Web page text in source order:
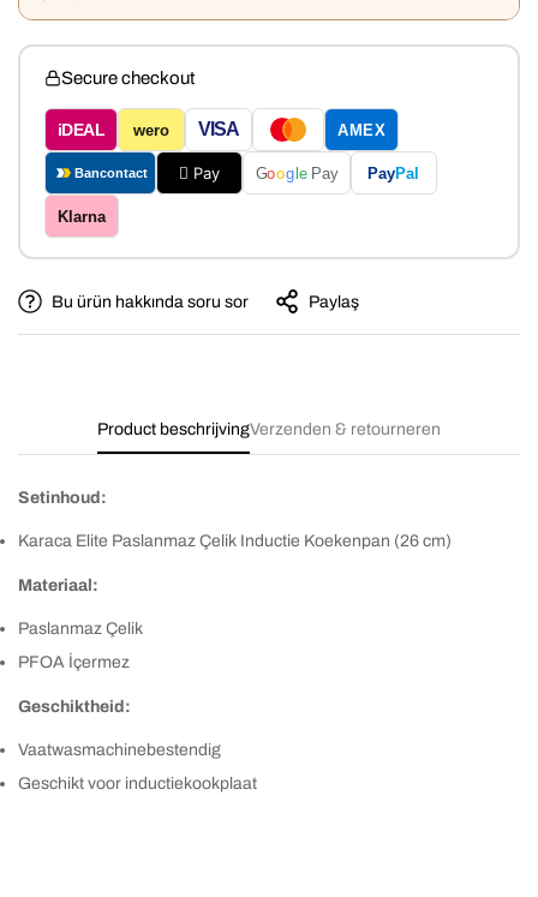
Secure checkout
iDEAL wero VISA AMEX
Bancontact  Pay Goog le Pay PayPal
Klarna
Bu ürün hakkında soru sor Paylaş
Product beschrijvingVerzenden & retourneren
Setinhoud:
Karaca Elite Paslanmaz Çelik Inductie Koekenpan (26 cm)
Materiaal:
Paslanmaz Çelik
PFOA İçermez
Geschiktheid:
Vaatwasmachinebestendig
Geschikt voor inductiekookplaat
Confirm your age